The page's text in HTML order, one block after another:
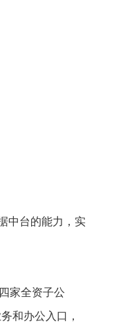
中台的能力，实
家全资子公
和办公入口，